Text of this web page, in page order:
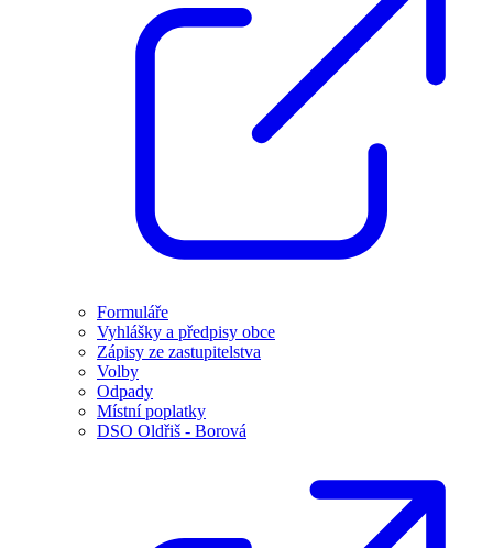
Formuláře
Vyhlášky a předpisy obce
Zápisy ze zastupitelstva
Volby
Odpady
Místní poplatky
DSO Oldřiš - Borová